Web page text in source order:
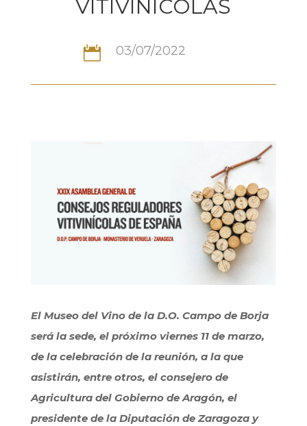
VITIVINÍCOLAS
 03/07/2022
El Museo del Vino de la D.O. Campo de Borja
será la sede, el próximo viernes 11 de marzo,
de la celebración de la reunión, a la que
asistirán, entre otros, el consejero de
Agricultura del Gobierno de Aragón, el
presidente de la Diputación de Zaragoza y